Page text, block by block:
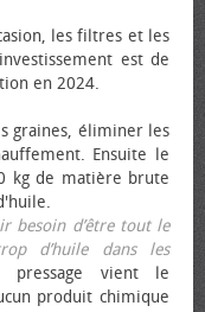
les filtres et les
est de
en 2024.
graines, éliminer les
Ensuite le
kg de matière brute
besoin d’être tout le
d’huile dans les
vient le
produit chimique